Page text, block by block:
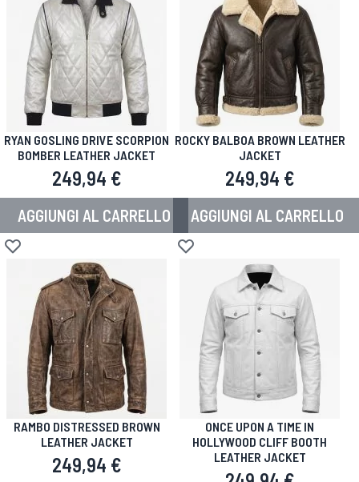
RYAN GOSLING DRIVE SCORPION
BOMBER LEATHER JACKET
249,94 €
AGGIUNGI AL CARRELLO
Aggiungi alla lista desideri
ROCKY BALBOA BROWN LEATHER
JACKET
249,94 €
AGGIUNGI AL CARRELLO
Aggiungi alla lista desideri
RAMBO DISTRESSED BROWN
LEATHER JACKET
249,94 €
ONCE UPON A TIME IN
HOLLYWOOD CLIFF BOOTH
LEATHER JACKET